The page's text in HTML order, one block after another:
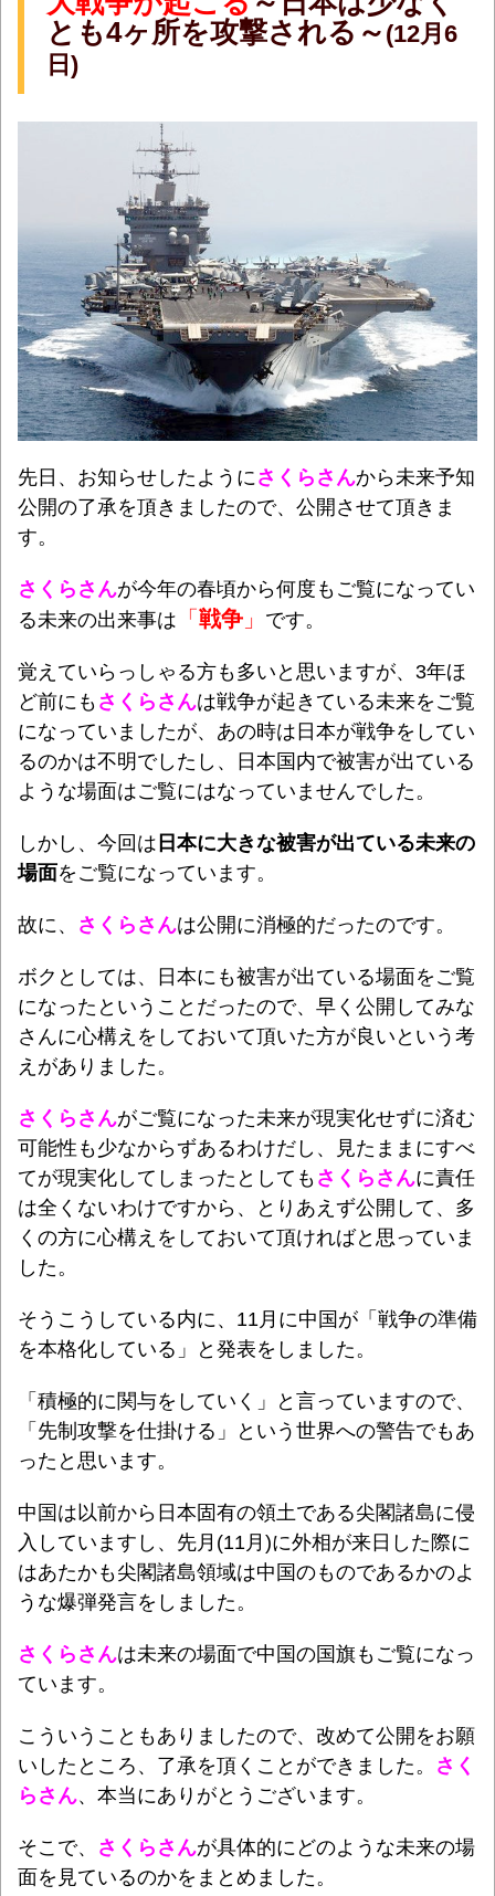
とも4ヶ所を攻撃される～ (12月6
日)
先日、お知らせしたように さくらさんから未来予知
公開の了承を頂きましたので、公開させて頂きま
す。
さくらさんが今年の春頃から何度もご覧になってい
る未来の出来事は 「戦争 」 です。
覚えていらっしゃる方も多いと思いますが、3年ほ
ど前にも さくらさんは戦争が起きている未来をご覧
になっていましたが、 あの時は日本が戦争をしてい
るのかは不明でしたし、日本国内で被害が出ている
ような場面はご覧にはなっていませんでした。
しかし、今回は 日本に大きな被害が出ている未来の
場面をご覧になっています。
故に、 さくらさんは公開に消極的だったのです。
ボクとしては、日本にも被害が出ている場面をご覧
になったということだったので、早く公開してみな
さんに心構えをしておいて頂いた方が良いという考
えがありました。
さくらさんがご覧になった未来が現実化せずに済む
可能性も少なからずあるわけだし、
見たままにすべ
てが現実化してしまったとしても さくらさんに責任
は全くないわけですから、とりあえず公開して、多
くの方に心構えをしておいて頂ければと思っていま
した。
そうこうしている内に、11月に中国が「戦争の準備
を本格化している」と発表をしました。
「積極的に関与をしていく」と言っていますので、
「先制攻撃を仕掛ける」という世界への警告でもあ
ったと思います。
中国は以前から日本固有の領土である尖閣諸島に侵
入していますし、先月(11月)に外相が来日した際に
はあたかも尖閣諸島領域は中国のものであるかのよ
うな爆弾発言をしました。
さくらさんは未来の場面で中国の国旗もご覧になっ
ています。
こういうこともありましたので、改めて公開をお願
いしたところ、了承を頂くことができました。 さく
らさん、本当にありがとうございます。
そこで、 さくらさんが具体的にどのような未来の場
面を見ているのかをまとめました。